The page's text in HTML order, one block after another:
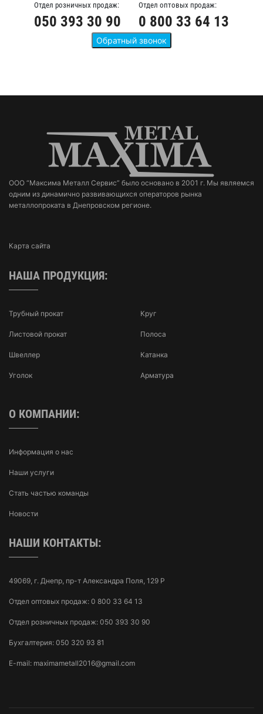
Отдел розничных продаж:
050 393 30 90
Отдел оптовых продаж:
0 800 33 64 13
ООО “Максима Металл Сервис” было основано в 2001 г. Мы являемся
одним из динамично развивающихся операторов рынка
металлопроката в Днепровском регионе.
Карта сайта
НАША ПРОДУКЦИЯ:
Трубный прокат
Листовой прокат
Швеллер
Уголок
Круг
Полоса
Катанка
Арматура
О КОМПАНИИ:
Информация о нас
Наши услуги
Стать частью команды
Новости
НАШИ КОНТАКТЫ:
49069, г. Днепр, пр-т Александра Поля, 129 Р
Отдел оптовых продаж: 0 800 33 64 13
Отдел розничных продаж: 050 393 30 90
Бухгалтерия: 050 320 93 81
E-mail: maximametall2016@gmail.com